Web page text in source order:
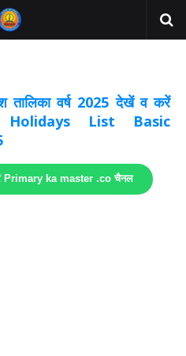
तालिका वर्ष 2025 देखें व करें
Holidays List Basic
Primary ka master .co चैनल